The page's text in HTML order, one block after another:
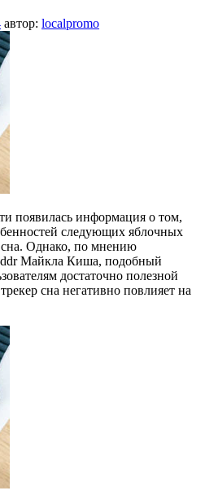
автор: localpromo
появилась информация о том,
следующих яблочных
сна. Однако, по мнению
Майкла Киша, подобный
достаточно полезной
сна негативно повлияет на